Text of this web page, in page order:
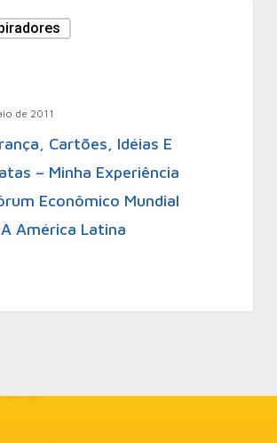
de 2011
Cartões, Idéias E
– Minha Experiência
Econômico Mundial
América Latina